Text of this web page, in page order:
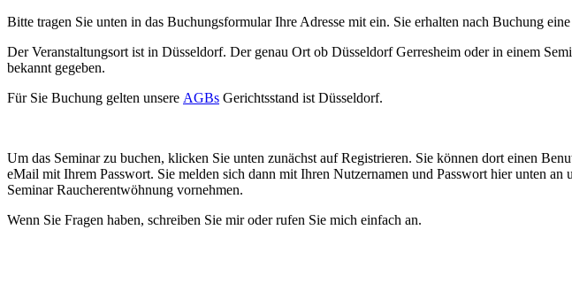
Bitte tragen Sie unten in das Buchungsformular Ihre Adresse mit ein. Sie erhalten nach Buchung
Der Veranstaltungsort ist in Düsseldorf. Der genau Ort ob Düsseldorf Gerresheim oder in einem
bekannt gegeben.
Für Sie Buchung gelten unsere AGBs Gerichtsstand ist Düsseldorf.
Um das Seminar zu buchen, klicken Sie unten zunächst auf Registrieren. Sie können dort einen
eMail mit Ihrem Passwort. Sie melden sich dann mit Ihren Nutzernamen und Passwort hier unten
Seminar Raucherentwöhnung vornehmen.
Wenn Sie Fragen haben, schreiben Sie mir oder rufen Sie mich einfach an.